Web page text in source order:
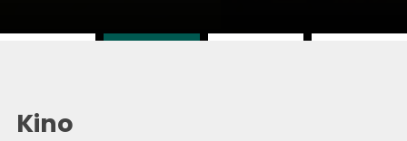
Kino